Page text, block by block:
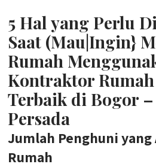
5 Hal yang Perlu
Saat (Mau|Ingin}
Rumah
Kontraktor
Terbaik di Bogor
Persada
Jumlah Penghuni yang
Rumah